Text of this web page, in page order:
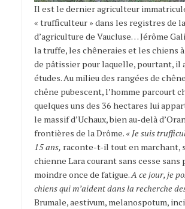
Il est le dernier agriculteur
« trufficulteur » dans les registres de
d’agriculture de Vaucluse… Jérôme
la truffe, les chêneraies et les chiens
de pâtissier pour laquelle, pourtant, il
études. Au milieu des rangées de
chêne pubescent, l’homme parcourt
quelques uns des 36 hectares lui
le massif d’Uchaux, bien au-delà
frontières de la Drôme. « Je suis
15 ans, raconte-t-il tout en marchant,
chienne Lara courant sans cesse
moindre once de fatigue.A ce jour, je
chiens qui m’aident dans la recherche
Brumale, aestivum, melanospotum,